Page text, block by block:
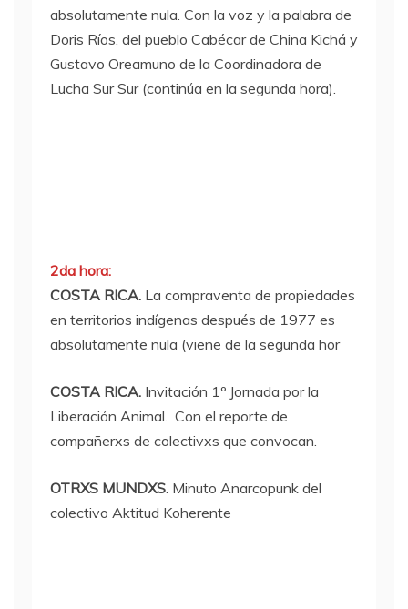
absolutamente nula. Con la voz y la palabra de
Doris Ríos, del pueblo Cabécar de China Kichá y
Gustavo Oreamuno de la Coordinadora de
Lucha Sur Sur (continúa en la segunda hora).
2da hora:
COSTA RICA. La compraventa de propiedades
en territorios indígenas después de 1977 es
absolutamente nula (viene de la segunda hor
COSTA RICA. Invitación 1º Jornada por la
Liberación Animal. Con el reporte de
compañerxs de colectivxs que convocan.
OTRXS MUNDXS . Minuto Anarcopunk del
colectivo Aktitud Koherente